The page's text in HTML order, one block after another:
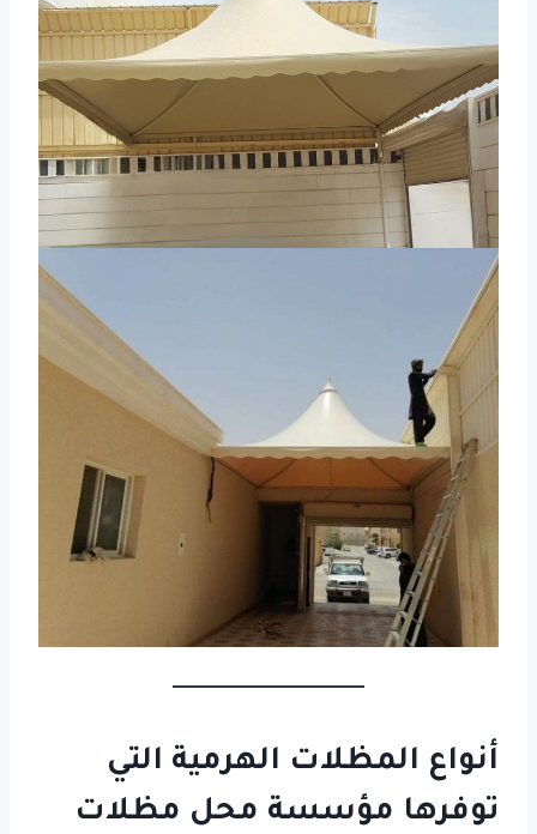
أنواع المظلات الهرمية التي
توفرها مؤسسة محل مظلات